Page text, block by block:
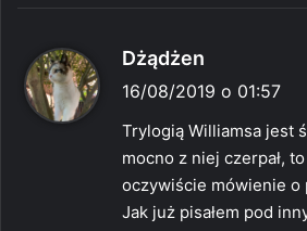
Dżądżen
i
e
:
16/08/2019 o 01:57
Trylogią Williamsa jest
mocno z niej czerpał,
oczywiście mówienie o
Jak już pisałem pod